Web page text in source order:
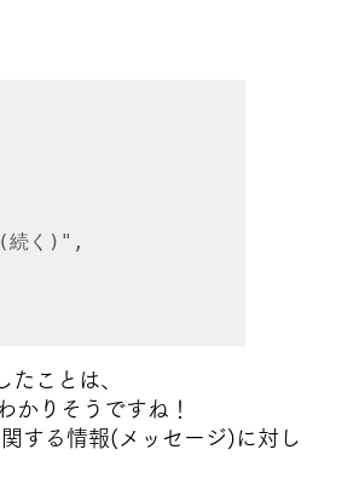
続く)" ,
た ことは、
かりそうですね！
する情報(メッセージ)に対し